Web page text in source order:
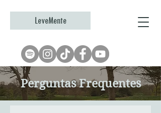
LeveMente
Perguntas Frequentes